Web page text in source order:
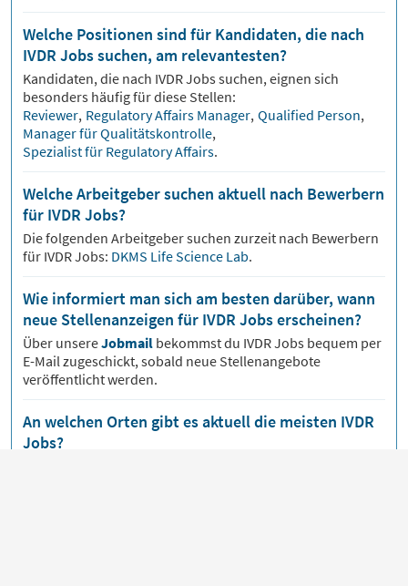
Welche Positionen sind für Kandidaten, die nach
IVDR Jobs suchen, am relevantesten?
Kandidaten, die nach IVDRJobs suchen, eignen sich
besonders häufig für diese Stellen:
Reviewer, Regulatory Affairs Manager, Qualified Person,
Manager für Qualitätskontrolle,
Spezialist für Regulatory Affairs.
Welche Arbeitgeber suchen aktuell nach Bewerbern
für IVDR Jobs?
Die folgenden Arbeitgeber suchen zurzeit nach Bewerbern
für IVDRJobs: DKMS Life Science Lab.
Wie informiert man sich am besten darüber, wann
neue Stellenanzeigen für IVDR Jobs erscheinen?
Über unsereJobmail bekommst du IVDRJobs bequem per
E-Mail zugeschickt, sobald neue Stellenangebote
veröffentlicht werden.
An welchen Orten gibt es aktuell die meisten IVDR
Jobs?